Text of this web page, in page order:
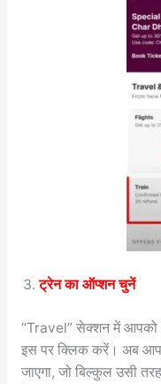
ट्रेन का ऑप्शन चुनें
“Travel” सेक्शन में आपको
इस पर क्लिक करें। अब
जाएगा, जो बिल्कुल उसी